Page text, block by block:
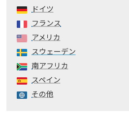
ドイツ
フランス
アメリカ
スウェーデン
南アフリカ
スペイン
その他